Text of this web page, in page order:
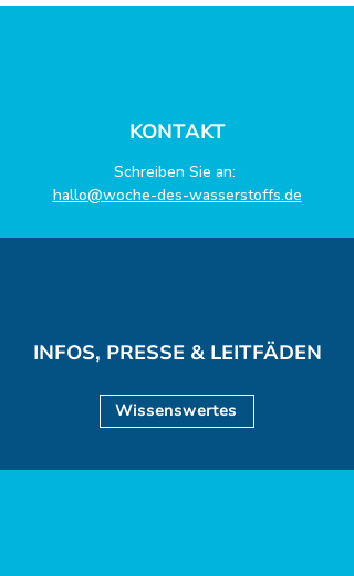
KONTAKT
Schreiben Sie an:
hallo@woche-des-wasserstoffs.de
INFOS, PRESSE & LEITFÄDEN
Wissenswertes